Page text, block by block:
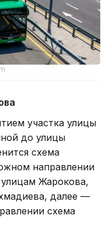
участка улицы
до улицы
схема
направлении
Жарокова,
далее —
схема